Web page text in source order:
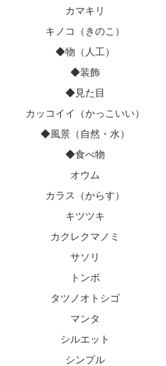
カマキリ
キノコ（きのこ）
◆物（人工）
◆装飾
◆見た目
カッコイイ（かっこいい）
◆風景（自然・水）
◆食べ物
オウム
カラス（からす）
キツツキ
カクレクマノミ
サソリ
トンボ
タツノオトシゴ
マンタ
シルエット
シンプル